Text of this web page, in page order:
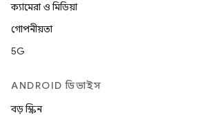
ক্যামেরা ও মিডিয়া
গোপনীয়তা
5G
ANDROID ডিভাইস
বড় স্ক্রিন